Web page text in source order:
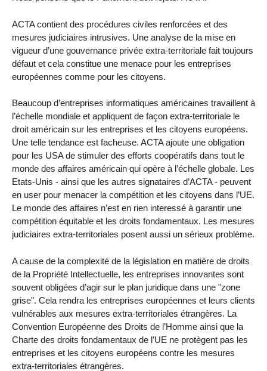
ACTA contient des procédures civiles renforcées et des
mesures judiciaires intrusives. Une analyse de la mise en
vigueur d’une gouvernance privée extra-territoriale fait toujours
défaut et cela constitue une menace pour les entreprises
européennes comme pour les citoyens.
Beaucoup d’entreprises informatiques américaines travaillent à
l’échelle mondiale et appliquent de façon extra-territoriale le
droit américain sur les entreprises et les citoyens européens.
Une telle tendance est facheuse. ACTA ajoute une obligation
pour les USA de stimuler des efforts coopératifs dans tout le
monde des affaires américain qui opère à l’échelle globale. Les
Etats-Unis - ainsi que les autres signataires d’ACTA - peuvent
en user pour menacer la compétition et les citoyens dans l’UE.
Le monde des affaires n’est en rien interessé à garantir une
compétition équitable et les droits fondamentaux. Les mesures
judiciaires extra-territoriales posent aussi un sérieux problème.
A cause de la complexité de la législation en matière de droits
de la Propriété Intellectuelle, les entreprises innovantes sont
souvent obligées d’agir sur le plan juridique dans une "zone
grise". Cela rendra les entreprises européennes et leurs clients
vulnérables aux mesures extra-territoriales étrangères. La
Convention Européenne des Droits de l’Homme ainsi que la
Charte des droits fondamentaux de l’UE ne protègent pas les
entreprises et les citoyens européens contre les mesures
extra-territoriales étrangères.